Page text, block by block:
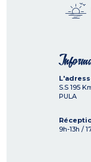
S.S 195
PULA
9h-13h /